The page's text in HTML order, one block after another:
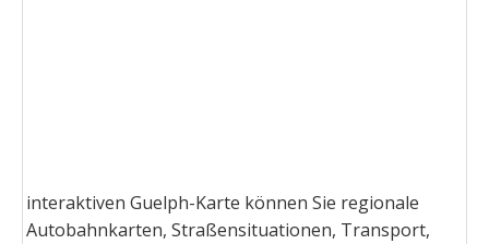
interaktiven Guelph-Karte können Sie regionale
Autobahnkarten, Straßensituationen, Transport,